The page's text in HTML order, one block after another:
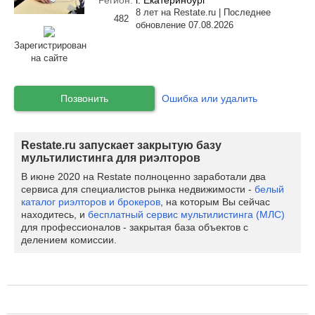
Зарегистрирован
на сайте
482
8 лет на Restate.ru | Последнее
обновление 07.08.2026
Позвонить Ошибка или удалить
Restate.ru запускает закрытую базу
мультилистинга для риэлторов
В июне 2020 на Restate полноценно заработали два
сервиса для специалистов рынка недвижимости - белый
каталог риэлторов и брокеров, на которым Вы сейчас
находитесь, и бесплатный сервис мультилистинга (МЛС)
для профессионалов - закрытая база объектов с
делением комиссии.